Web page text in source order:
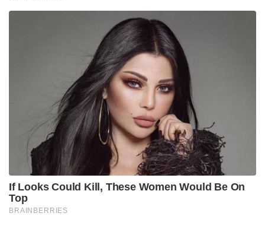
If Looks Could Kill, These Women Would Be On
Top
BRAINBERRIES